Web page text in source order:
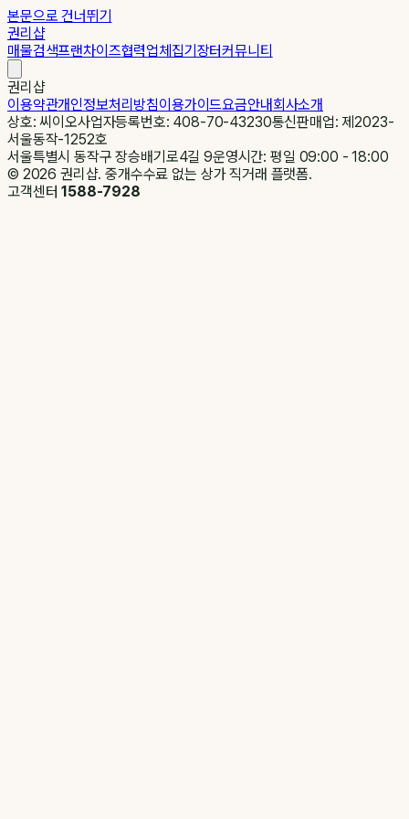
본문으로 건너뛰기
권리샵
매물검색프랜차이즈협력업체집기장터커뮤니티
권리샵
이용약관개인정보처리방침이용가이드요금안내회사소개
상호: 씨이오사업자등록번호: 408-70-43230통신판매업: 제2023-
서울동작-1252호
서울특별시 동작구 장승배기로4길 9운영시간: 평일 09:00 - 18:00
© 2026 권리샵. 중개수수료 없는 상가 직거래 플랫폼.
고객센터1588-7928